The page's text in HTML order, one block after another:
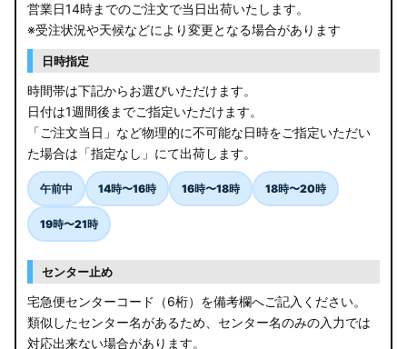
営業日14時までのご注文で当日出荷いたします。
※受注状況や天候などにより変更となる場合があります
日時指定
時間帯は下記からお選びいただけます。
日付は1週間後までご指定いただけます。
「ご注文当日」など物理的に不可能な日時をご指定いただい
た場合は「指定なし」にて出荷します。
午前中 14時〜16時 16時〜18時 18時〜20時
19時〜21時
センター止め
宅急便センターコード（6桁）を備考欄へご記入ください。
類似したセンター名があるため、センター名のみの入力では
対応出来ない場合があります。